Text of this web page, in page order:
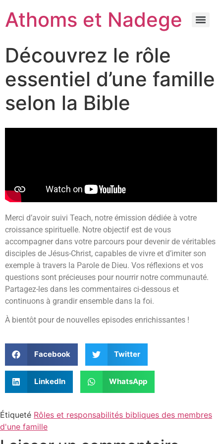
Athoms et Nadege
Découvrez le rôle
essentiel d’une famille
selon la Bible
Merci d’avoir suivi Teach, notre émission dédiée à votre
croissance spirituelle. Notre objectif est de vous
accompagner dans votre parcours pour devenir de véritables
disciples de Jésus-Christ, capables de vivre et d’imiter son
exemple à travers la Parole de Dieu. Vos réflexions et vos
questions sont précieuses pour nourrir notre communauté.
Partagez-les dans les commentaires ci-dessous et
continuons à grandir ensemble dans la foi.
À bientôt pour de nouvelles episodes enrichissantes !
Facebook Twitter
LinkedIn WhatsApp
Étiqueté Rôles et responsabilités bibliques des membres
d'une famille